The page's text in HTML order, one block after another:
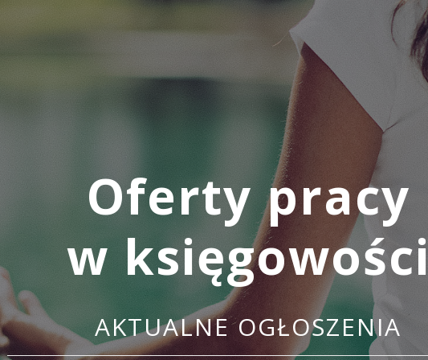
Oferty pracy
w
AKTUALNE OGŁOSZENIA